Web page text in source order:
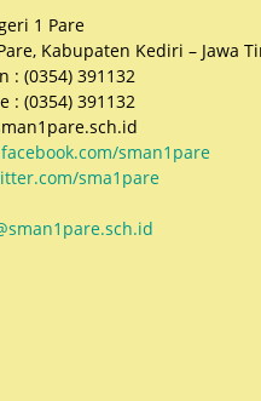
1 Pare
Kabupaten Kediri – Jawa
: (0354) 391132
: (0354) 391132
sman1pare
sma1pare